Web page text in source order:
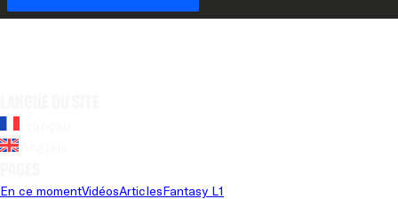
En ce momentVidéosArticlesFantasy L1